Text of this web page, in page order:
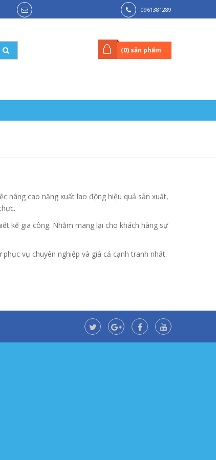
0961381289
(0) sản phẩm
nâng cao năng xuất lao động hiệu quả sản xuất,
kế gia công. Nhằm mang lại cho khách hàng sự
vụ chuyên nghiệp và giá cả cạnh tranh nhất.